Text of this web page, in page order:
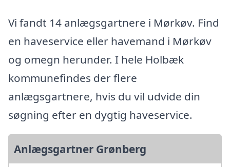
Vi fandt 14 anlægsgartnere i Mørkøv. Find
en haveservice eller havemand i Mørkøv
og omegn herunder. I hele Holbæk
kommunefindes der flere
anlægsgartnere, hvis du vil udvide din
søgning efter en dygtig haveservice.
Anlægsgartner Grønberg